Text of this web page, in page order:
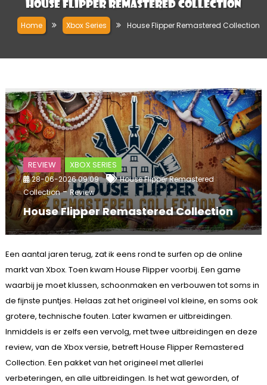
House Flipper Remastered Collection
Home Xbox Series House Flipper Remastered Collection
REVIEW XBOX SERIES
28-06-2026 09:09
House Flipper Remastered
Collection-Review
House Flipper Remastered Collection
Een aantal jaren terug, zat ik eens rond te surfen op de online
markt van Xbox. Toen kwam House Flipper voorbij. Een game
waarbij je moet klussen, schoonmaken en verbouwen tot soms in
de fijnste puntjes. Helaas zat het origineel vol kleine, en soms ook
grotere, technische fouten. Later kwamen er uitbreidingen.
Inmiddels is er zelfs een vervolg, met twee uitbreidingen en deze
review, van de Xbox versie, betreft House Flipper Remastered
Collection. Een pakket van het origineel met allerlei
verbeteringen, en alle uitbreidingen. Is het wat geworden, of